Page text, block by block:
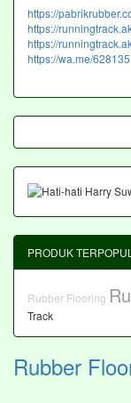
https://
https://
https://
https://wa.me/
PRODUK
Rubber Flooring
Track
Rubber